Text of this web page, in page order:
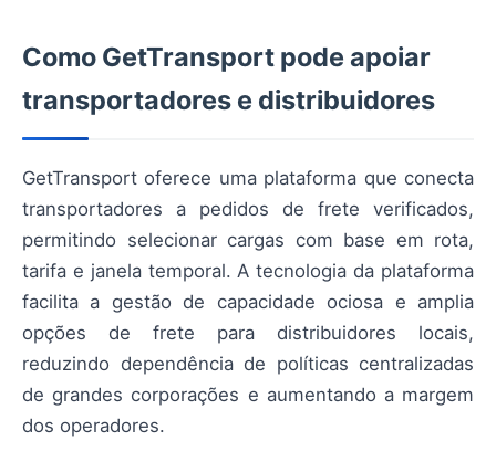
Como GetTransport pode apoiar
transportadores e distribuidores
GetTransport oferece uma plataforma que conecta
transportadores a pedidos de frete verificados,
permitindo selecionar cargas com base em rota,
tarifa e janela temporal. A tecnologia da plataforma
facilita a gestão de capacidade ociosa e amplia
opções de frete para distribuidores locais,
reduzindo dependência de políticas centralizadas
de grandes corporações e aumentando a margem
dos operadores.